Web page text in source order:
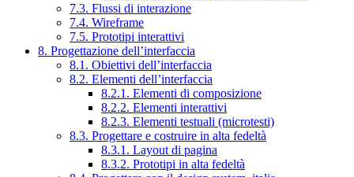
7.3. Flussi di interazione
7.4. Wireframe
7.5. Prototipi interattivi
8. Progettazione dell’interfaccia
8.1. Obiettivi dell’interfaccia
8.2. Elementi dell’interfaccia
8.2.1. Elementi di composizione
8.2.2. Elementi interattivi
8.2.3. Elementi testuali (microtesti)
8.3. Progettare e costruire in alta fedeltà
8.3.1. Layout di pagina
8.3.2. Prototipi in alta fedeltà